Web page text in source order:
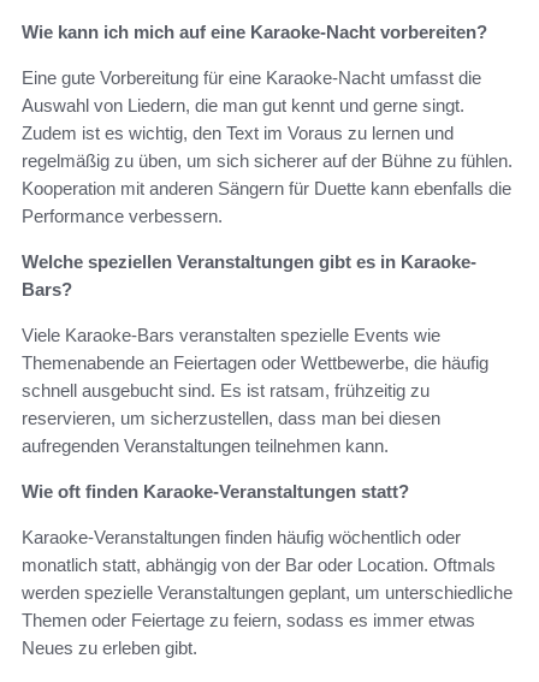
Wie kann ich mich auf eine Karaoke-Nacht vorbereiten?
Eine gute Vorbereitung für eine Karaoke-Nacht umfasst die
Auswahl von Liedern, die man gut kennt und gerne singt.
Zudem ist es wichtig, den Text im Voraus zu lernen und
regelmäßig zu üben, um sich sicherer auf der Bühne zu fühlen.
Kooperation mit anderen Sängern für Duette kann ebenfalls die
Performance verbessern.
Welche speziellen Veranstaltungen gibt es in Karaoke-
Bars?
Viele Karaoke-Bars veranstalten spezielle Events wie
Themenabende an Feiertagen oder Wettbewerbe, die häufig
schnell ausgebucht sind. Es ist ratsam, frühzeitig zu
reservieren, um sicherzustellen, dass man bei diesen
aufregenden Veranstaltungen teilnehmen kann.
Wie oft finden Karaoke-Veranstaltungen statt?
Karaoke-Veranstaltungen finden häufig wöchentlich oder
monatlich statt, abhängig von der Bar oder Location. Oftmals
werden spezielle Veranstaltungen geplant, um unterschiedliche
Themen oder Feiertage zu feiern, sodass es immer etwas
Neues zu erleben gibt.